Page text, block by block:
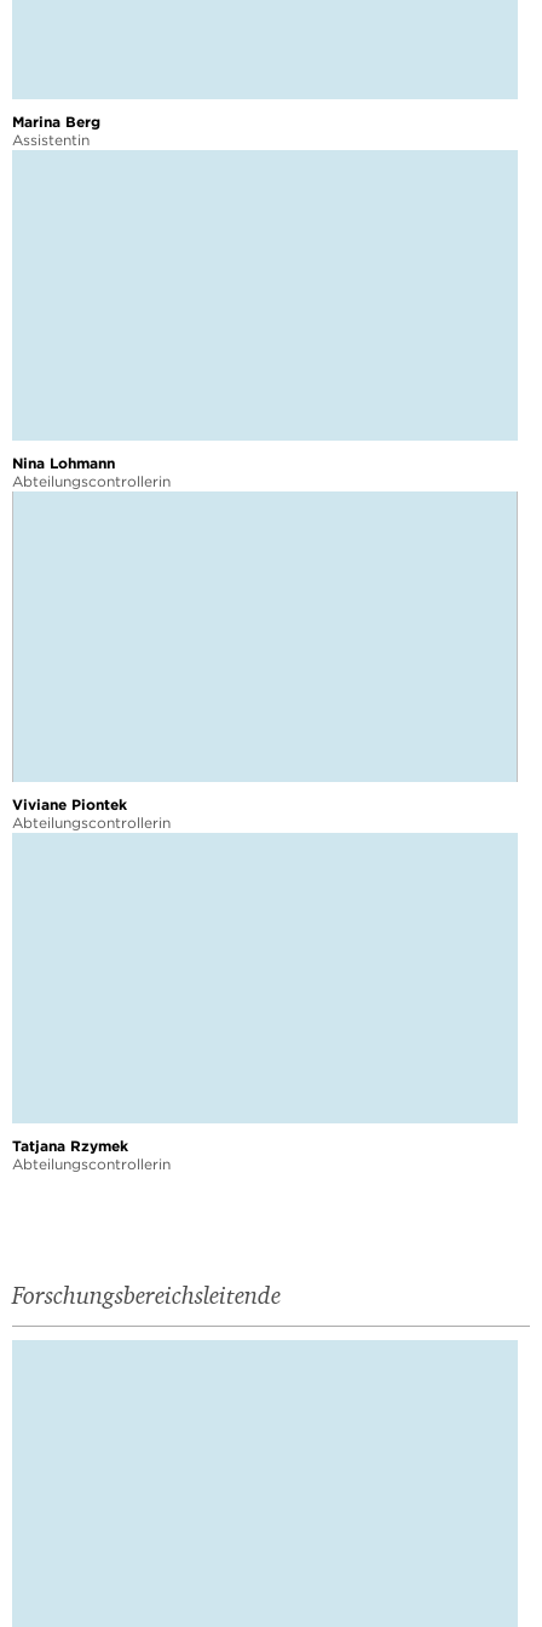
Marina Berg
Assistentin
Nina Lohmann
Abteilungscontrollerin
Viviane Piontek
Abteilungscontrollerin
Tatjana Rzymek
Abteilungscontrollerin
Forschungsbereichsleitende